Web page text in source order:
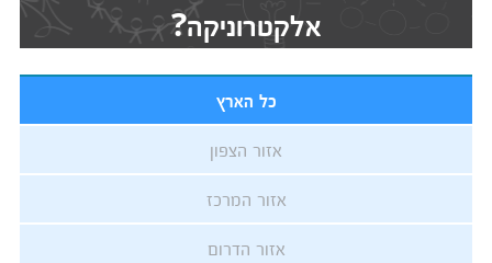
אלקטרוניקה?
כל הארץ
אזור הצפון
אזור המרכז
אזור הדרום